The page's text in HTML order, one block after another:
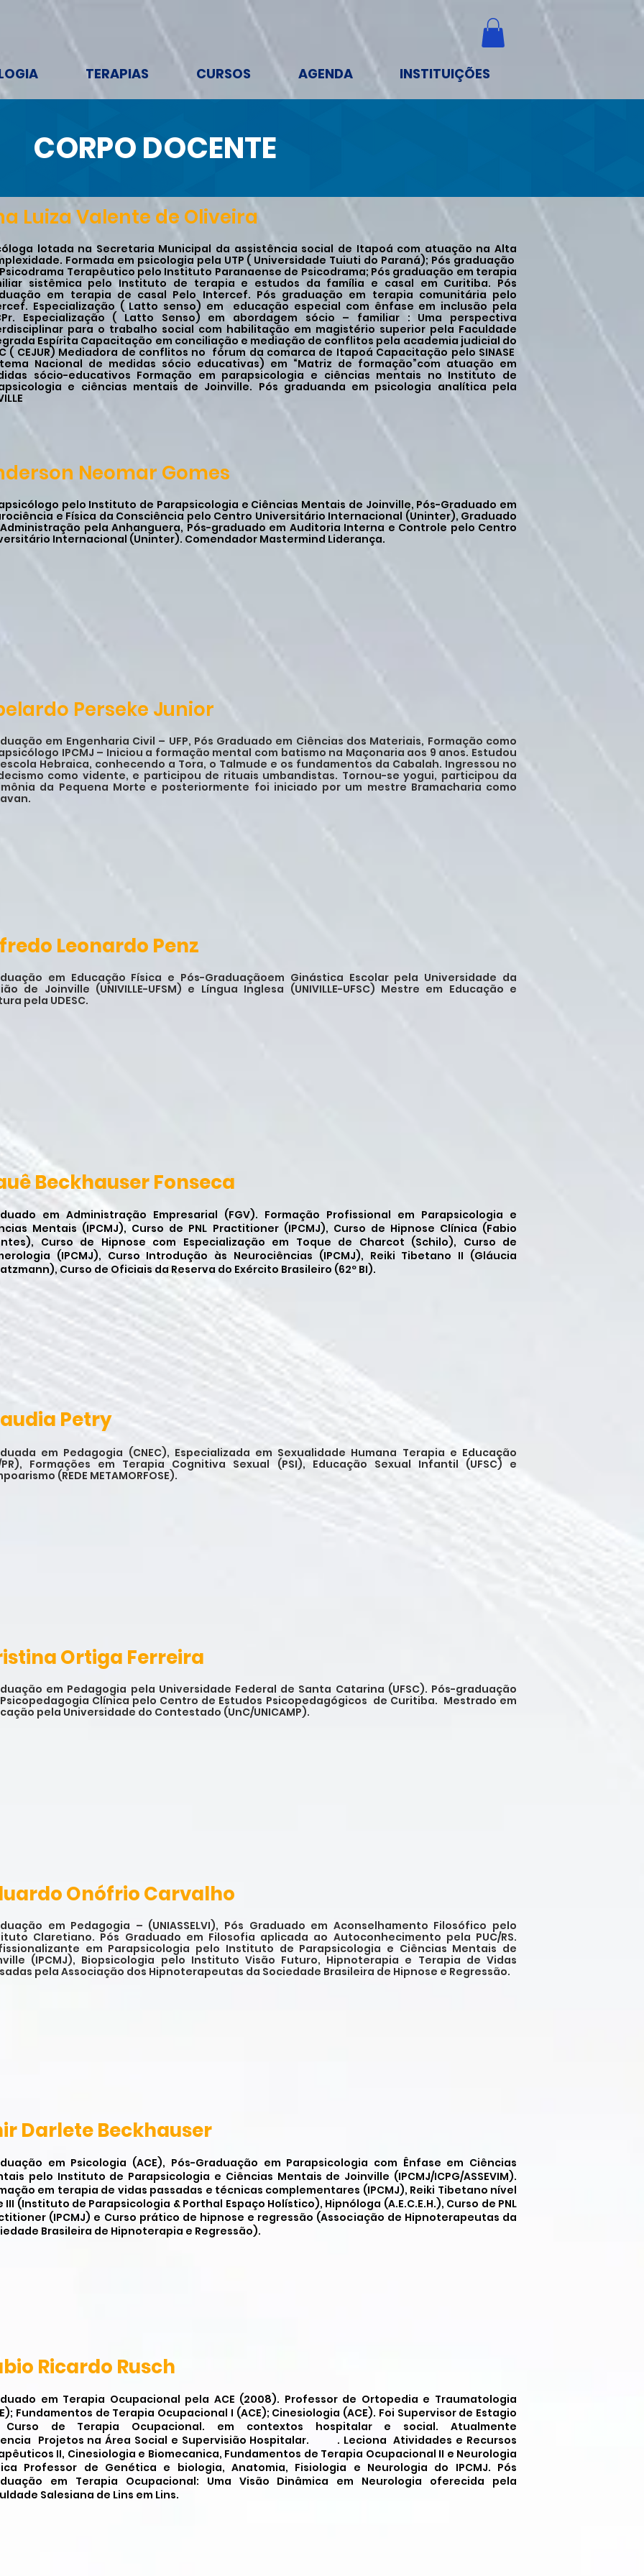
TERAPIAS CURSOS AGENDA INSTITUIÇÕES
CORPO DOCENTE
Luiza Valente de Oliveira
lotada na Secretaria Municipal da assistência social de Itapoá com atuação na Alta
Formada em psicologia pela UTP ( Universidade Tuiuti do Paraná); Pós graduação
Terapêutico pelo Instituto Paranaense de Psicodrama; Pós graduação em terapia
sistêmica pelo Instituto de terapia e estudos da família e casal em Curitiba. Pós
em terapia de casal Pelo Intercef. Pós graduação em terapia comunitária pelo
Especialização ( Latto senso) em educação especial com ênfase em inclusão pela
Especialização ( Latto Senso) em abordagem sócio – familiar : Uma perspectiva
para o trabalho social com habilitação em magistério superior pela Faculdade
Espírita Capacitação em conciliação e mediação de conflitos pela academia judicial do
( CEJUR) Mediadora de conflitos no fórum da comarca de Itapoá Capacitação pelo SINASE
Nacional de medidas sócio educativas) em “Matriz de formação”com atuação em
sócio-educativos Formação em parapsicologia e ciências mentais no Instituto de
e ciências mentais de Joinville. Pós graduanda em psicologia analítica pela
Neomar Gomes
pelo Instituto de Parapsicologia e Ciências Mentais de Joinville, Pós-Graduado em
e Física da Consciência pelo Centro Universitário Internacional (Uninter), Graduado
pela Anhanguera, Pós-graduado em Auditoria Interna e Controle pelo Centro
Internacional (Uninter). Comendador Mastermind Liderança.
Perseke Junior
em Engenharia Civil – UFP, Pós Graduado em Ciências dos Materiais, Formação como
IPCMJ – Iniciou a formação mental com batismo na Maçonaria aos 9 anos. Estudou
Hebraica, conhecendo a Tora, o Talmude e os fundamentos da Cabalah. Ingressou no
como vidente, e participou de rituais umbandistas. Tornou-se yogui, participou da
da Pequena Morte e posteriormente foi iniciado por um mestre Bramacharia como
Leonardo Penz
em Educação Física e Pós-Graduaçãoem Ginástica Escolar pela Universidade da
de Joinville (UNIVILLE-UFSM) e Língua Inglesa (UNIVILLE-UFSC) Mestre em Educação e
pela UDESC.
Beckhauser Fonseca
em Administração Empresarial (FGV). Formação Profissional em Parapsicologia e
Mentais (IPCMJ), Curso de PNL Practitioner (IPCMJ), Curso de Hipnose Clínica (Fabio
Curso de Hipnose com Especialização em Toque de Charcot (Schilo), Curso de
(IPCMJ), Curso Introdução às Neurociências (IPCMJ), Reiki Tibetano II (Gláucia
Curso de Oficiais da Reserva do Exército Brasileiro (62º BI).
Petry
em Pedagogia (CNEC), Especializada em Sexualidade Humana Terapia e Educação
PR), Formações em Terapia Cognitiva Sexual (PSI), Educação Sexual Infantil (UFSC) e
(REDE METAMORFOSE).
Ortiga Ferreira
em Pedagogia pela Universidade Federal de Santa Catarina (UFSC). Pós-graduação
Clínica pelo Centro de Estudos Psicopedagógicos de Curitiba. Mestrado em
pela Universidade do Contestado (UnC/UNICAMP).
Onófrio Carvalho
em Pedagogia – (UNIASSELVI), Pós Graduado em Aconselhamento Filosófico pelo
Claretiano. Pós Graduado em Filosofia aplicada ao Autoconhecimento pela PUC/RS.
em Parapsicologia pelo Instituto de Parapsicologia e Ciências Mentais de
(IPCMJ), Biopsicologia pelo Instituto Visão Futuro, Hipnoterapia e Terapia de Vidas
pela Associação dos Hipnoterapeutas da Sociedade Brasileira de Hipnose e Regressão.
Darlete Beckhauser
em Psicologia (ACE), Pós-Graduação em Parapsicologia com Ênfase em Ciências
pelo Instituto de Parapsicologia e Ciências Mentais de Joinville (IPCMJ/ICPG/ASSEVIM).
em terapia de vidas passadas e técnicas complementares (IPCMJ), Reiki Tibetano nível
III (Instituto de Parapsicologia & Porthal Espaço Holístico), Hipnóloga (A.E.C.E.H.), Curso de PNL
(IPCMJ) e Curso prático de hipnose e regressão (Associação de Hipnoterapeutas da
Brasileira de Hipnoterapia e Regressão).
Ricardo Rusch
em Terapia Ocupacional pela ACE (2008). Professor de Ortopedia e Traumatologia
Fundamentos de Terapia Ocupacional I (ACE); Cinesiologia (ACE). Foi Supervisor de Estagio
de Terapia Ocupacional. em contextos hospitalar e social. Atualmente
Projetos na Área Social e Supervisião Hospitalar. . Leciona Atividades e Recursos
II, Cinesiologia e Biomecanica, Fundamentos de Terapia Ocupacional II e Neurologia
Professor de Genética e biologia, Anatomia, Fisiologia e Neurologia do IPCMJ. Pós
em Terapia Ocupacional: Uma Visão Dinâmica em Neurologia oferecida pela
Salesiana de Lins em Lins.